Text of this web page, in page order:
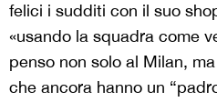
felici i sudditi con il suo
«usando la squadra come
penso non solo al Milan,
che ancora hanno un